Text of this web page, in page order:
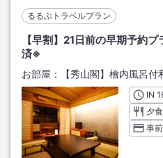
るるぶトラベルプラン
【早割】21日前の早期予約
済※
お部屋： 【秀山閣】檜内風呂付
IN
夕
事